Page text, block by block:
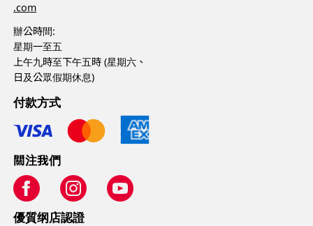
.com
辦公時間:
星期一至五
上午九時至下午五時 (星期六、
日及公眾假期休息)
付款方式
關注我們
優質纲店認證